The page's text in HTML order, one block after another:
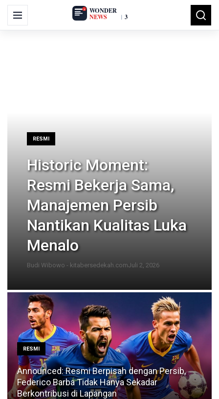
Skip
content
Menu
Search
for:
RESMI
Historic Moment:
Resmi Bekerja Sama,
Manajemen Persib
Nantikan Kualitas Luka
Menalo
Budi Wibowo - kitabersedekah.comJuli 2, 2026
RESMI
Announced: Resmi Berpisah dengan Persib,
Federico Barba Tidak Hanya Sekadar
Berkontribusi di Lapangan